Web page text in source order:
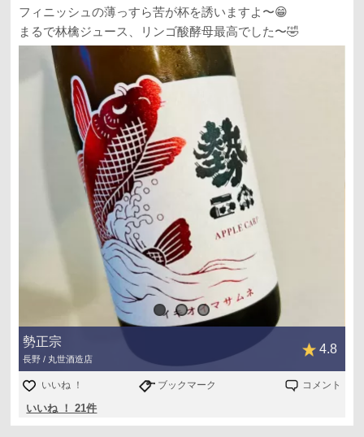
フィニッシュの薄っすら苦が杯を誘いますよ〜😁
まるで林檎ジュース、リンゴ酸酵母最高でした〜🤣
勢正宗
長野 / 丸世酒造店
4.8
いいね ！ ブックマーク コメント
いいね ！ 21件